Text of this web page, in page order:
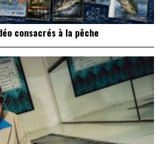
consacrés à la pêche